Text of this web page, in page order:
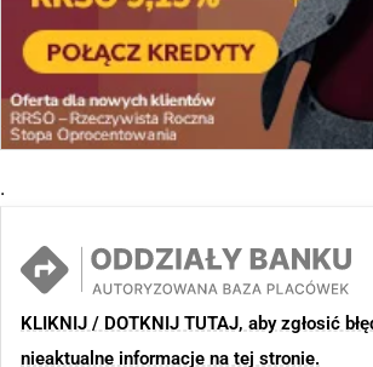
.
KLIKNIJ / DOTKNIJ TUTAJ, aby zgłosić
nieaktualne informacje na tej stronie.